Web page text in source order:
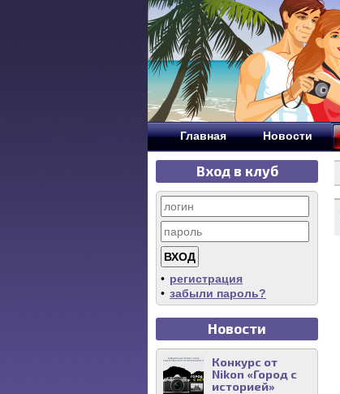
Главная Новости
Вход в клуб
• регистрация
• забыли пароль?
Новости
Конкурс от
Nikon «Город с
историей»